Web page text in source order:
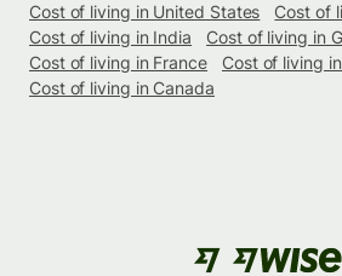
Cost of living in United States
Cost of
Cost of living in India
Cost of living in
Cost of living in France
Cost of living
Cost of living in Canada